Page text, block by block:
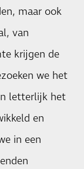
maar ook
van
krijgen de
we het
letterlijk het
en
in een